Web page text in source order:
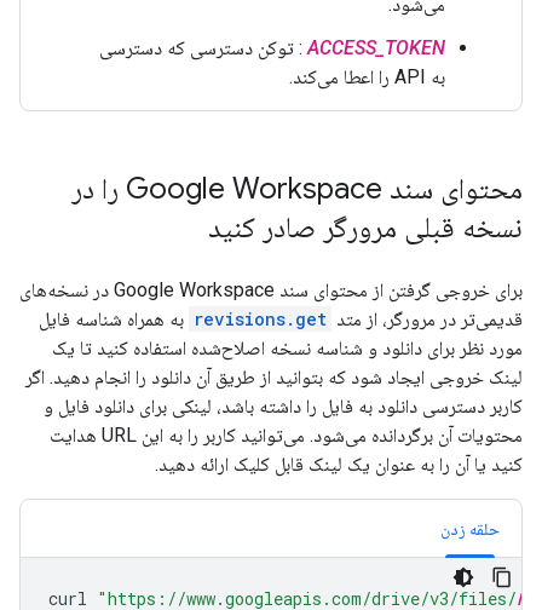
ACCESS_TOKEN: توکن دسترسی که دسترسی
به API را اعطا می‌کند.
محتوای سند Google Workspace را در
نسخه قبلی مرورگر صادر کنید
برای خروجی گرفتن از محتوای سند Google Workspace در نسخه‌های
قدیمی‌تر در مرورگر، از متد revisions.get به همراه شناسه فایل
مورد نظر برای دانلود و شناسه نسخه اصلاح‌شده استفاده کنید تا یک
لینک خروجی ایجاد شود که بتوانید از طریق آن دانلود را انجام دهید. اگر
کاربر دسترسی دانلود به فایل را داشته باشد، لینکی برای دانلود فایل و
محتویات آن برگردانده می‌شود. می‌توانید کاربر را به این URL هدایت
کنید یا آن را به عنوان یک لینک قابل کلیک ارائه دهید.
حلقه زدن
curl "https://www.googleapis.com/drive/v3/files/